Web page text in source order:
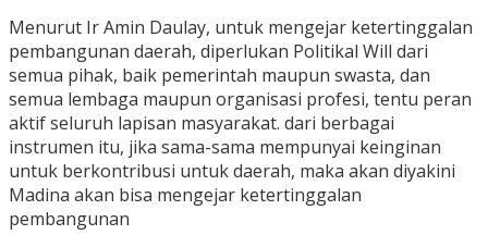
Menurut Ir Amin Daulay, untuk mengejar ketertinggalan
pembangunan daerah, diperlukan Politikal Will dari
semua pihak, baik pemerintah maupun swasta, dan
semua lembaga maupun organisasi profesi, tentu peran
aktif seluruh lapisan masyarakat. dari berbagai
instrumen itu, jika sama-sama mempunyai keinginan
untuk berkontribusi untuk daerah, maka akan diyakini
Madina akan bisa mengejar ketertinggalan
pembangunan